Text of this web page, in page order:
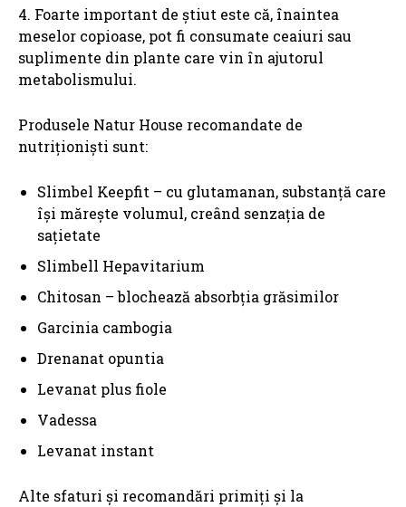
4. Foarte important de știut este că, înaintea
meselor copioase, pot fi consumate ceaiuri sau
suplimente din plante care vin în ajutorul
metabolismului.
Produsele Natur House recomandate de
nutriționiști sunt:
Slimbel Keepfit – cu glutamanan, substanță care
își mărește volumul, creând senzația de
sațietate
Slimbell Hepavitarium
Chitosan – blochează absorbția grăsimilor
Garcinia cambogia
Drenanat opuntia
Levanat plus fiole
Vadessa
Levanat instant
Alte sfaturi și recomandări primiți și la